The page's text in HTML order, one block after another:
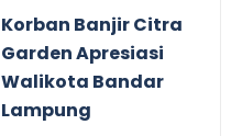
Korban Banjir Citra
Garden Apresiasi
Walikota Bandar
Lampung